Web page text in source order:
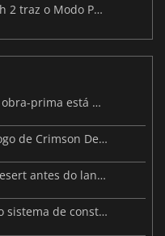
A atualização da Nintendo Switch 2 traz o Modo Portátil aos jogos mais antigos da Switch
GTA VI: Para além dos atrasos, a obra-prima está quase a chegar
Pearl Abyss revela imagens de jogo de Crimson Desert para a PS5
A controvérsia atinge Crimson Desert antes do lançamento
Subnautica 2 apresenta um novo sistema de construção de bases